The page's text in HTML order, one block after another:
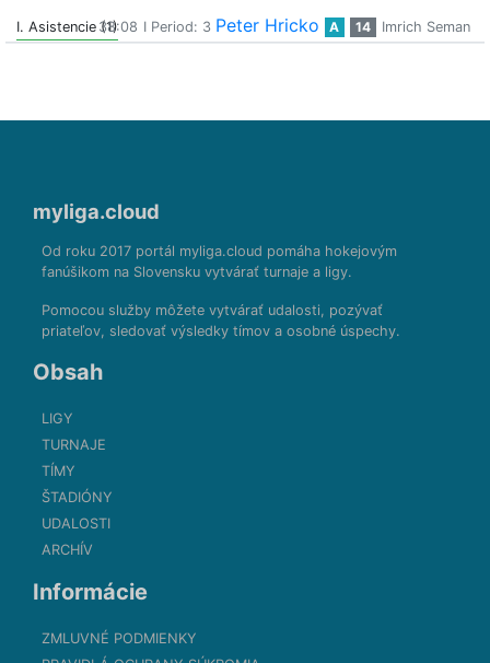
I. Asistencie (1)38:08 I Period: 3 Peter Hricko A 14 Imrich Seman
myliga.cloud
Od roku 2017 portál myliga.cloud pomáha hokejovým
fanúšikom na Slovensku vytvárať turnaje a ligy.
Pomocou služby môžete vytvárať udalosti, pozývať
priateľov, sledovať výsledky tímov a osobné úspechy.
Obsah
LIGY
TURNAJE
TÍMY
ŠTADIÓNY
UDALOSTI
ARCHÍV
Informácie
ZMLUVNÉ PODMIENKY